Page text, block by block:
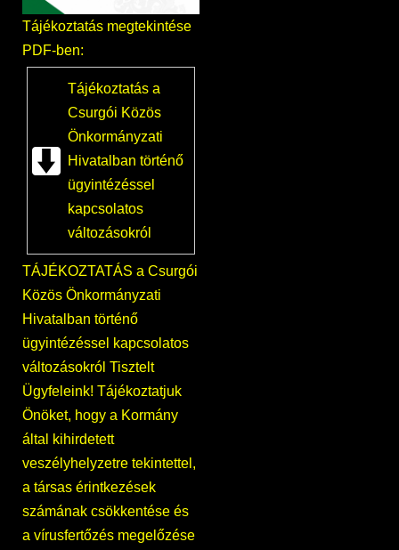
Tájékoztatás megtekintése
PDF-ben:
Tájékoztatás a
Csurgói Közös
Önkormányzati
Hivatalban történő
ügyintézéssel
kapcsolatos
változásokról
TÁJÉKOZTATÁS a Csurgói
Közös Önkormányzati
Hivatalban történő
ügyintézéssel kapcsolatos
változásokról Tisztelt
Ügyfeleink! Tájékoztatjuk
Önöket, hogy a Kormány
által kihirdetett
veszélyhelyzetre tekintettel,
a társas érintkezések
számának csökkentése és
a vírusfertőzés megelőzése